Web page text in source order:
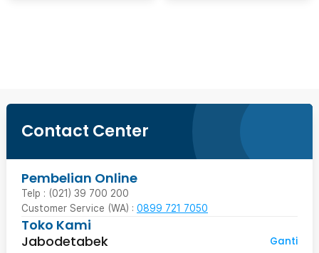
Contact Center
Pembelian Online
Telp : (021) 39 700 200
Customer Service (WA) : 0899 721 7050
Toko Kami
Jabodetabek
Ganti